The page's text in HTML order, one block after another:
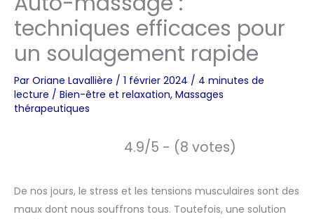
techniques efficaces pour
un soulagement rapide
Par Oriane Lavallière / 1 février 2024 / 4 minutes de
lecture / Bien-être et relaxation, Massages
thérapeutiques
4.9/5 - (8 votes)
De nos jours, le stress et les tensions musculaires sont des
maux dont nous souffrons tous. Toutefois, une solution